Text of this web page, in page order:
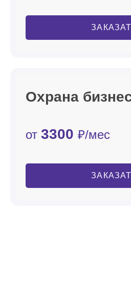
Охрана
от 3300 ₽/мес